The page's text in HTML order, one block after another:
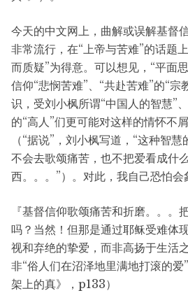
今天的中文网上，曲解或误解基督
非常流行，在“上帝与苦难”的话题
而质疑”为得意。可以想见，“平面
信仰“悲悯苦难”、“共赴苦难”的“宗
识，受刘小枫所谓“中国人的智慧”
的“高人”们更可能对这样的情怀不
（“据说”，刘小枫写道，“这种智
不会去歌颂痛苦，也不把爱看成什
西。。。”）。对此，我自己恐怕会
『基督信仰歌颂痛苦和折磨。。。
吗？当然！但那是通过耶稣受难体
视和弃绝的挚爱，而非高扬于生活
非“俗人们在沼泽地里满地打滚的
架上的真》，p133）